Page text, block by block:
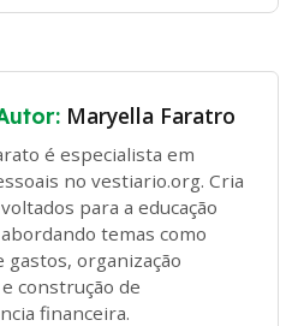
Maryella Faratro
é especialista em
no vestiario.org. Cria
para a educação
temas como
gastos, organização
construção de
financeira.